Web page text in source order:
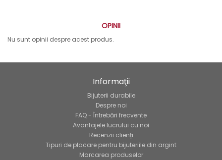
OPINII
Nu sunt opinii despre acest produs.
Informaţii
Bijuterii durabile
Despre noi
FAQ - Întrebări frecvente
Avantajele lucrului cu noi
Recenzii clienți
Tipuri de placare pentru bijuteriile din argint
Marcarea produselor